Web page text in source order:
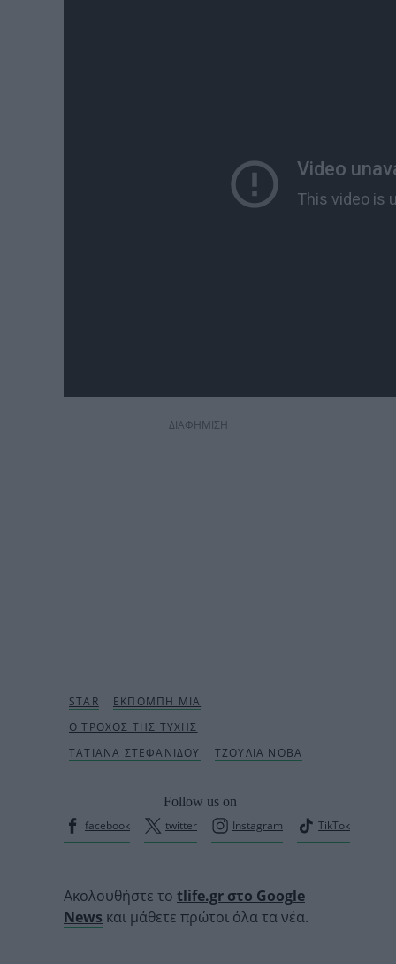
ΔΙΑΦΗΜΙΣΗ
Follow us on
facebook
twitter Instagram TikTok
Ακολουθήστε το tlife.gr στο Google
News και μάθετε πρώτοι όλα τα νέα.